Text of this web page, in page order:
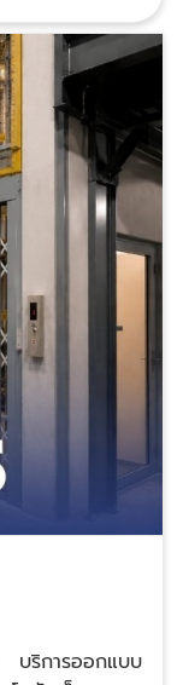
อาคาร บริษัท
จสอบลิฟต์หลัง
อขาดหรือไม่​
อไม่​ ตรวจ
น​ ตรวจ
รู้เฉพาะด้าน
อาชีพที่พร้อม
งเหตุแผ่นดิน
ความปลอดภัย